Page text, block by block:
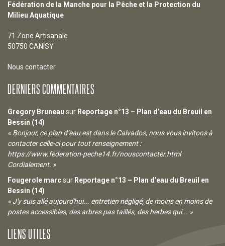
Fédération de la Manche pour la Pêche et la Protection du
Milieu Aquatique
71 Zone Artisanale
50750 CANISY
Nous contacter
DERNIERS COMMENTAIRES
Gregory Bruneau sur Reportage n°13 – Plan d’eau du Breuil en
Bessin (14)
« Bonjour, ce plan d’eau est dans le Calvados, nous vous invitons à
contacter celle-ci pour tout renseignement :
https://www.federation-peche14.fr/nouscontacter.html
Cordialement. »
Fougerole marcsur Reportage n°13 – Plan d’eau du Breuil en
Bessin (14)
« J'y suis allé aujourd'hui... entretien négligé, de moins en moins de
postes accessibles, des arbres pas taillés, des herbes qui... »
LIENS UTILES